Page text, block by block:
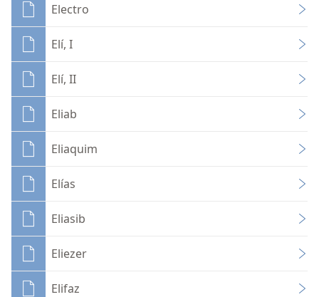
Electro
Elí, I
Elí, II
Eliab
Eliaquim
Elías
Eliasib
Eliezer
Elifaz